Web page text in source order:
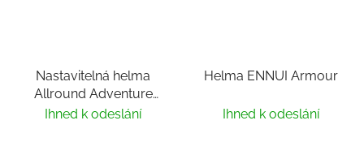
Nastavitelná helma
Allround Adventure
Fondant Pink
Ihned k odeslání
Helma ENNUI Armour
Ihned k odeslání